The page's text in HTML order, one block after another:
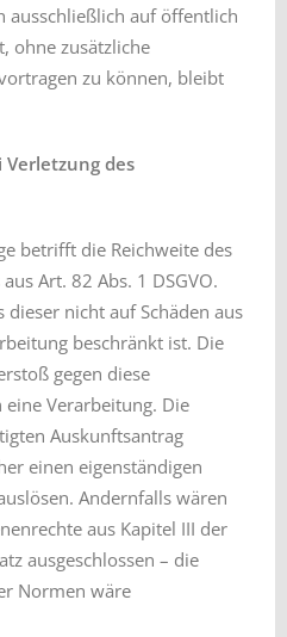
ausschließlich auf öffentlich
ohne zusätzliche
zu können, bleibt
Verletzung des
betrifft die Reichweite des
Art. 82 Abs. 1 DSGVO.
dieser nicht auf Schäden aus
beschränkt ist. Die
gegen diese
eine Verarbeitung. Die
Auskunftsantrag
einen eigenständigen
Andernfalls wären
aus Kapitel III der
ausgeschlossen – die
Normen wäre